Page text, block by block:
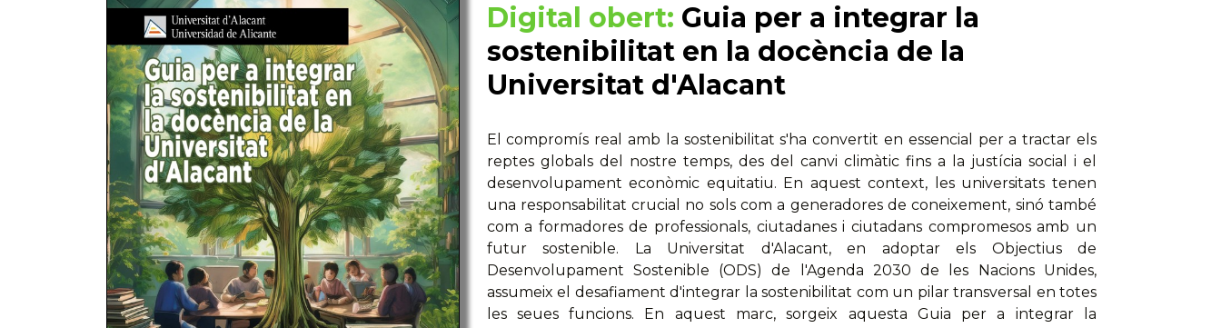
Digital obert: Guia per a integrar la
sostenibilitat en la docència de la
Universitat d'Alacant
El compromís real amb la sostenibilitat s'ha convertit en essencial per a tractar els
reptes globals del nostre temps, des del canvi climàtic fins a la justícia social i el
desenvolupament econòmic equitatiu. En aquest context, les universitats tenen
una responsabilitat crucial no sols com a generadores de coneixement, sinó també
com a formadores de professionals, ciutadanes i ciutadans compromesos amb un
futur sostenible. La Universitat d'Alacant, en adoptar els Objectius de
Desenvolupament Sostenible (ODS) de l'Agenda 2030 de les Nacions Unides,
assumeix el desafiament d'integrar la sostenibilitat com un pilar transversal en totes
les seues funcions. En aquest marc, sorgeix aquesta Guia per a integrar la